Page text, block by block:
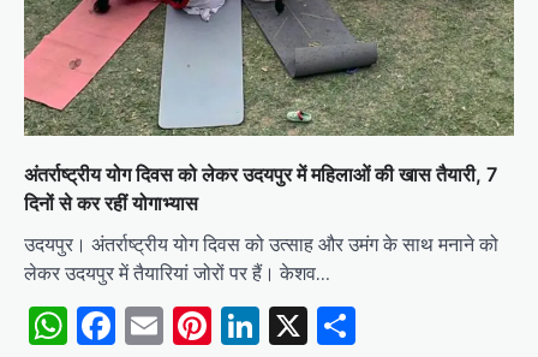
अंतर्राष्ट्रीय योग दिवस को लेकर उदयपुर में महिलाओं की खास तैयारी, 7
दिनों से कर रहीं योगाभ्यास
उदयपुर। अंतर्राष्ट्रीय योग दिवस को उत्साह और उमंग के साथ मनाने को
लेकर उदयपुर में तैयारियां जोरों पर हैं। केशव…
WhatsApp
Facebook
EmailPinterest
LinkedIn
X